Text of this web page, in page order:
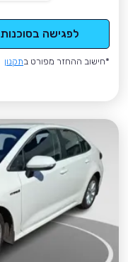
לפגישה בסוכנות
*חישוב ההחזר מפורט בתקנון